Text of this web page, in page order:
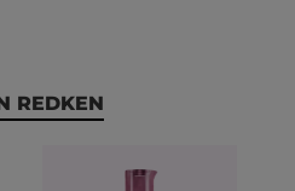
REDKEN